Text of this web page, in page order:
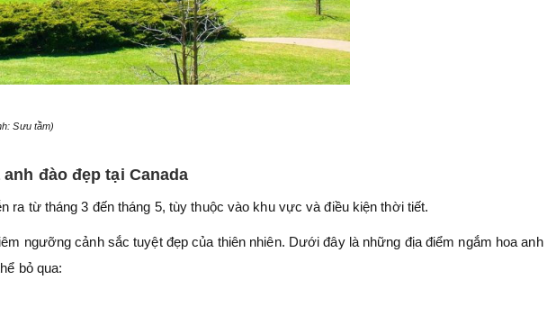
Sưu tầm)
đào đẹp tại Canada
ra từ tháng 3 đến tháng 5, tùy thuộc vào khu vực và điều kiện thời tiết.
ngưỡng cảnh sắc tuyệt đẹp của thiên nhiên. Dưới đây là những địa điểm ngắm hoa anh
bỏ qua: